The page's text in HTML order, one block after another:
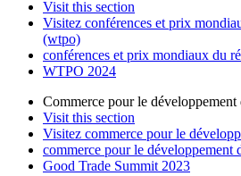
Visit this section
Visitez conférences et prix
(wtpo)
conférences et prix mondiaux du
WTPO 2024
Commerce pour le
Visit this section
Visitez commerce pour le
commerce pour le développement
Good Trade Summit 2023